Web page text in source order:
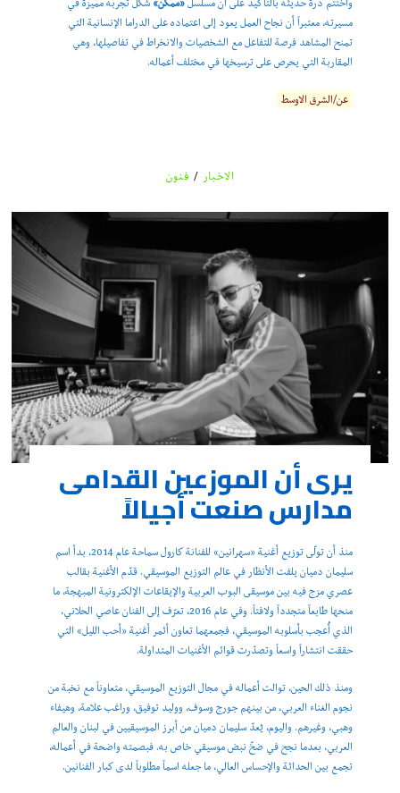
مسيرته، معتبراً أن نجاح العمل يعود إلى اعتماده على الدراما الإنسانية التي
تمنح المشاهد فرصة للتفاعل مع الشخصيات والانخراط في تفاصيلها، وهي
المقاربة التي يحرص على ترسيخها في مختلف أعماله.
عن/الشرق الاوسط
الاخبار / فنون
يرى أن الموزعين القدامى
مدارس صنعت أجيالاً
منذ أن تولّى توزيع أغنية «سهرانين» للفنانة كارول سماحة عام 2014، بدأ اسم
سليمان دميان يلفت الأنظار في عالم التوزيع الموسيقي. قدّم الأغنية بقالب
عصري مزج فيه بين موسيقى البوب العربية والإيقاعات الإلكترونية المبهجة، ما
منحها طابعاً متجدداً ولافتاً. وفي عام 2016، تعرّف إلى الفنان عاصي الحلاني،
الذي أُعجب بأسلوبه الموسيقي، فجمعهما تعاون أثمر أغنية «أحب الليل» التي
حققت انتشاراً واسعاً وتصدّرت قوائم الأغنيات المتداولة.
ومنذ ذلك الحين، توالت أعماله في مجال التوزيع الموسيقي، متعاوناً مع نخبة من
نجوم الغناء العربي، من بينهم جورج وسوف، ووليد توفيق، وراغب علامة، وهيفاء
وهبي، وغيرهم. واليوم، يُعدّ سليمان دميان من أبرز الموسيقيين في لبنان والعالم
العربي، بعدما نجح في ضخّ نبض موسيقي خاص به. فبصمته واضحة في أعماله،
تجمع بين الحداثة والإحساس العالي، ما جعله اسماً مطلوباً لدى كبار الفنانين.